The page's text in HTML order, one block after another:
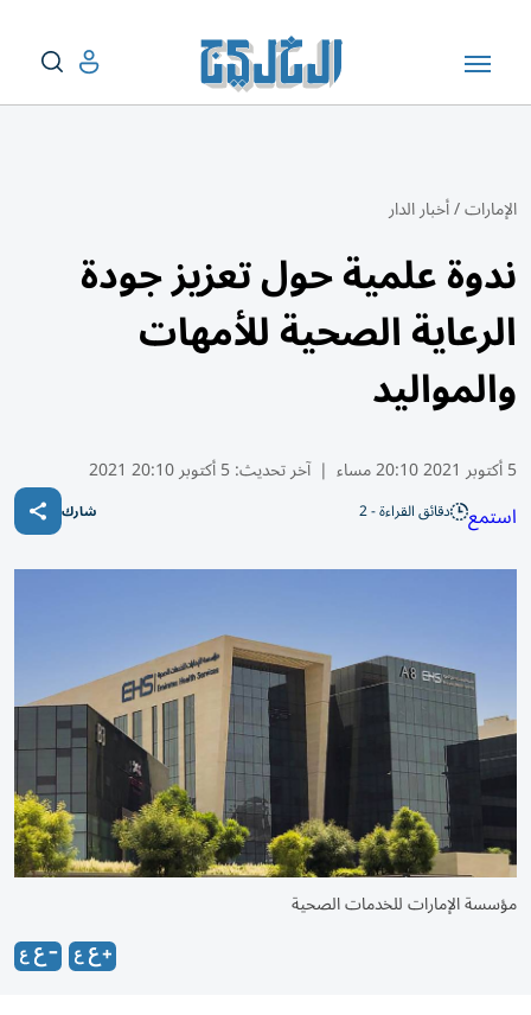
الإمارات/أخبار الدار
ندوة علمية حول تعزيز جودة
الرعاية الصحية للأمهات
والمواليد
5 أكتوبر 2021 20:10 مساء | آخر تحديث:5 أكتوبر 20:10 2021
استمع دقائق القراءة - 2 شارك
مؤسسة الإمارات للخدمات الصحية